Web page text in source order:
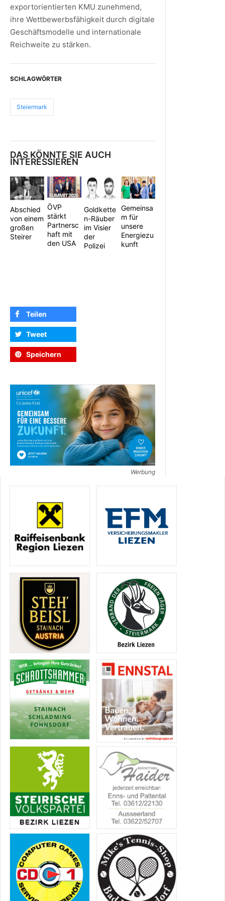
exportorientierten KMU zunehmend,
ihre Wettbewerbsfähigkeit durch digitale
Geschäftsmodelle und internationale
Reichweite zu stärken.
SCHLAGWÖRTER
Steiermark
DAS KÖNNTE SIE AUCH
INTERESSIEREN
Abschied
von einem
großen
Steirer
ÖVP
stärkt
Partnersc
haft mit
den USA
Goldkette
n-Räuber
im Visier
der
Polizei
Gemeinsa
m für
unsere
Energiezu
kunft
Teilen
Tweet
Speichern
Werbung